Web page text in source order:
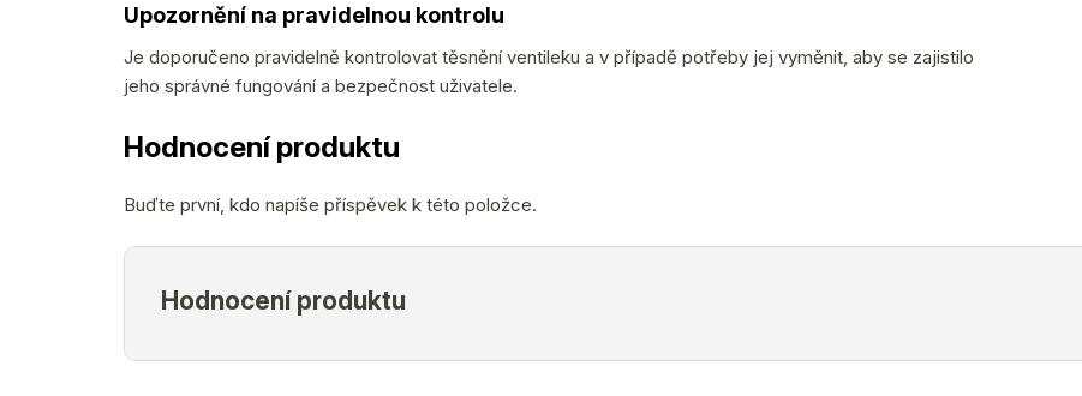
Upozornění na pravidelnou kontrolu
Je doporučeno pravidelně kontrolovat těsnění ventileku a v případě potřeby jej vyměnit, aby se zajistilo
jeho správné fungování a bezpečnost uživatele.
Hodnocení produktu
Buďte první, kdo napíše příspěvek k této položce.